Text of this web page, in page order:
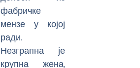
фабричке
мензе у којој
ради.
Незграпна је
крупна жена,